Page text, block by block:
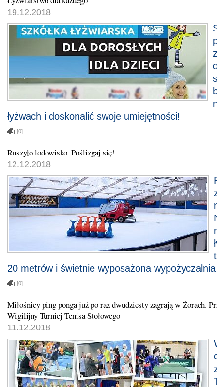
19.12.2018
łyżwach i doskonalić swoje umiejętności!
[0]
Ruszyło lodowisko. Poślizgaj się!
12.12.2018
20 metrów i świetnie wyposażona
[0]
Miłośnicy ping ponga już po raz dwudziesty zagrają w Żorach.
Wigilijny Turniej Tenisa Stołowego
11.12.2018